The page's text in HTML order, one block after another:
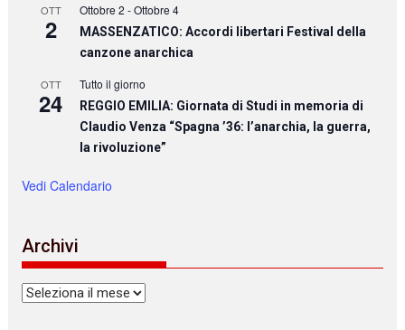
OTT
2
Ottobre 2 -Ottobre 4
MASSENZATICO: Accordi libertari Festival della
canzone anarchica
OTT
24
Tutto il giorno
REGGIO EMILIA: Giornata di Studi in memoria di
Claudio Venza “Spagna ’36: l’anarchia, la guerra,
la rivoluzione”
Vedi Calendario
Archivi
Archivi